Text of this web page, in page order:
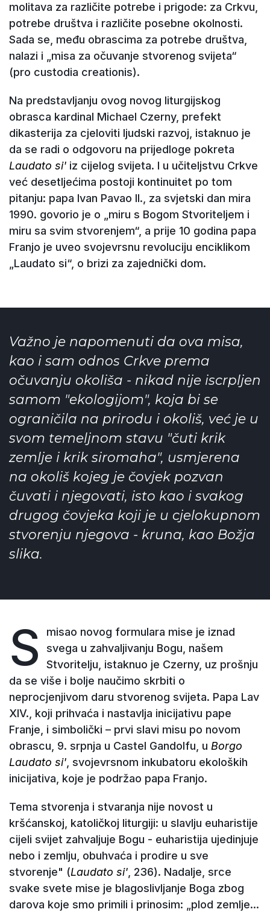
molitava za različite potrebe i prigode: za Crkvu,
potrebe društva i različite posebne okolnosti.
Sada se, među obrascima za potrebe društva,
nalazi i „misa za očuvanje stvorenog svijeta“
(pro custodia creationis).
Na predstavljanju ovog novog liturgijskog
obrasca kardinal Michael Czerny, prefekt
dikasterija za cjeloviti ljudski razvoj, istaknuo je
da se radi o odgovoru na prijedloge pokreta
Laudato si' iz cijelog svijeta. I u učiteljstvu Crkve
već desetljećima postoji kontinuitet po tom
pitanju: papa Ivan Pavao II., za svjetski dan mira
1990. govorio je o „miru s Bogom Stvoriteljem i
miru sa svim stvorenjem“, a prije 10 godina papa
Franjo je uveo svojevrsnu revoluciju enciklikom
„Laudato si“, o brizi za zajednički dom.
Važno je napomenuti da ova misa,
kao i sam odnos Crkve prema
očuvanju okoliša - nikad nije iscrpljen
samom "ekologijom", koja bi se
ograničila na prirodu i okoliš, već je u
svom temeljnom stavu "čuti krik
zemlje i krik siromaha", usmjerena
na okoliš kojeg je čovjek pozvan
čuvati i njegovati, isto kao i svakog
drugog čovjeka koji je u cjelokupnom
stvorenju njegova - kruna, kao Božja
slika.
S
misao novog formulara mise je iznad
svega u zahvaljivanju Bogu, našem
Stvoritelju, istaknuo je Czerny, uz prošnju
da se više i bolje naučimo skrbiti o
neprocjenjivom daru stvorenog svijeta. Papa Lav
XIV., koji prihvaća i nastavlja inicijativu pape
Franje, i simbolički – prvi slavi misu po novom
obrascu, 9. srpnja u Castel Gandolfu, u Borgo
Laudato si', svojevrsnom inkubatoru ekoloških
inicijativa, koje je podržao papa Franjo.
Tema stvorenja i stvaranja nije novost u
kršćanskoj, katoličkoj liturgiji: u slavlju euharistije
cijeli svijet zahvaljuje Bogu - euharistija ujedinjuje
nebo i zemlju, obuhvaća i prodire u sve
stvorenje" (Laudato si', 236). Nadalje, srce
svake svete mise je blagoslivljanje Boga zbog
darova koje smo primili i prinosim: „plod zemlje...